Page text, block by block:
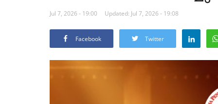
Jul 7, 2026 - 19:00 Updated: Jul 7, 2026 - 19:08
Facebook Twitter